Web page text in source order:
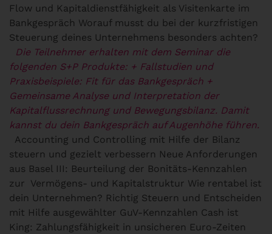
Flow und Kapitaldienstfähigkeit als Visitenkarte im
Bankgespräch Worauf musst du bei der kurzfristigen
Steuerung deines Unternehmens besonders achten?
Die Teilnehmer erhalten mit dem Seminar die
folgenden S+P Produkte: + Fallstudien und
Praxisbeispiele: Fit für das Bankgespräch +
Gemeinsame Analyse und Interpretation der
Kapitalflussrechnung und Bewegungsbilanz. Damit
kannst du dein Bankgespräch auf Augenhöhe führen.
Accounting und Controlling mit Hilfe der Bilanz
steuern und gezielt verbessern Neue Anforderungen
aus Basel III: Beurteilung der Bonitäts-Kennzahlen
zur Vermögens- und Kapitalstruktur Wie rentabel ist
dein Unternehmen? Richtig Steuern und Entscheiden
mit Hilfe ausgewählter GuV-Kennzahlen Cash ist
King: Zahlungsfähigkeit in unsicheren Euro-Zeiten